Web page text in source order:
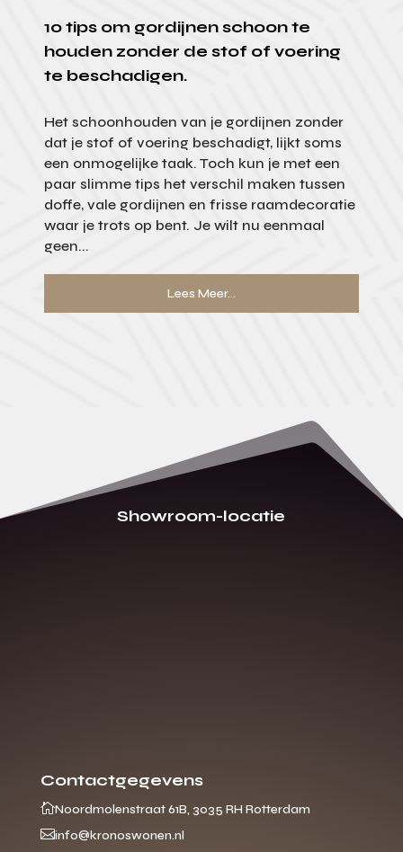
10 tips om gordijnen schoon te
houden zonder de stof of voering
te beschadigen.
Het schoonhouden van je gordijnen zonder
dat je stof of voering beschadigt, lijkt soms
een onmogelijke taak. Toch kun je met een
paar slimme tips het verschil maken tussen
doffe, vale gordijnen en frisse raamdecoratie
waar je trots op bent. Je wilt nu eenmaal
geen...
Lees Meer...
Showroom-locatie
Contactgegevens
Noordmolenstraat 61B, 3035 RH Rotterdam
info@kronoswonen.nl